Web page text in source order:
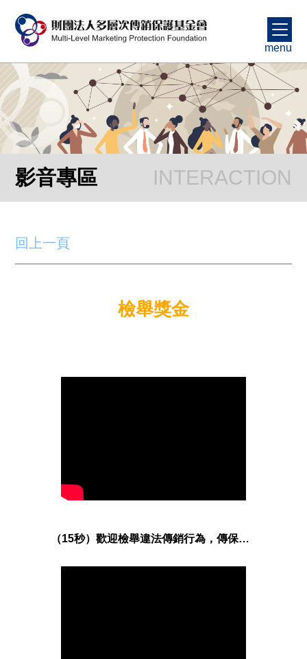
menu
影音專區
回上一頁
檢舉獎金
（15秒）歡迎檢舉違法傳銷行為，傳保會提供檢舉獎金！